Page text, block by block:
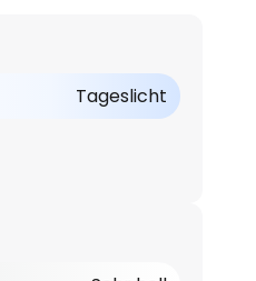
Tageslicht